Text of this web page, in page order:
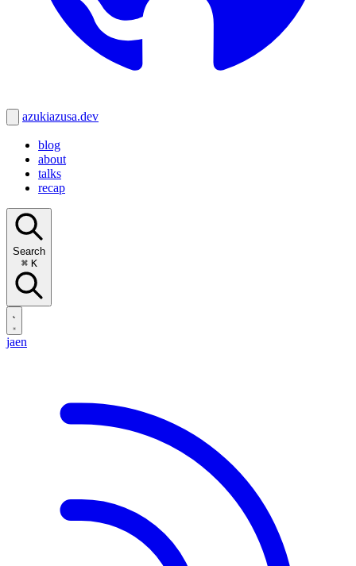
azukiazusa.dev
blog
about
talks
recap
Search
⌘ K
jaen